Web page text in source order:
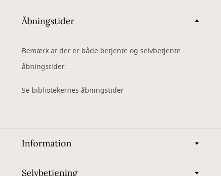
Åbningstider
Bemærk at der er både betjente og selvbetjente
åbningstider.
Se bibliotekernes åbningstider
Information
Selvbetjening